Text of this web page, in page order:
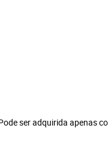
ser adquirida apenas